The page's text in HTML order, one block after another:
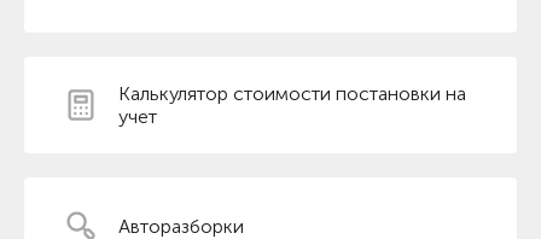
Калькулятор стоимости постановки на
учет
Авторазборки